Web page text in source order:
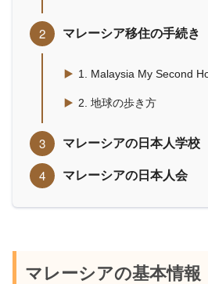
マレーシア移住の手続き
1. Malaysia My Second
2. 地球の歩き方
マレーシアの日本人学校
マレーシアの日本人会
マレーシアの基本情報